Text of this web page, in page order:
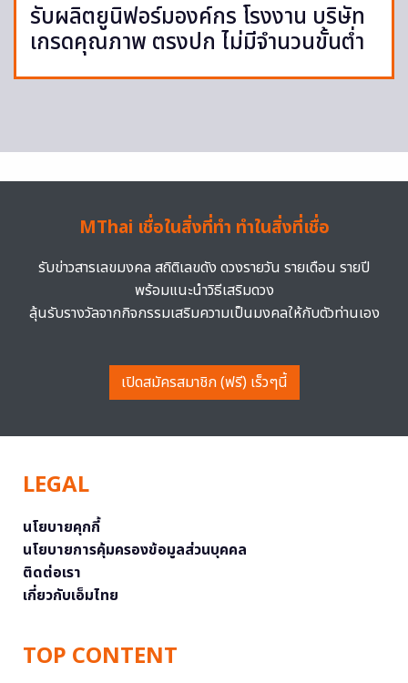
รับผลิตยูนิฟอร์มองค์กร โรงงาน บริษัท
เกรดคุณภาพ ตรงปก ไม่มีจำนวนขั้นต่ำ
MThai เชื่อในสิ่งที่ทำ ทำในสิ่งที่เชื่อ
รับข่าวสารเลขมงคล สถิติเลขดัง ดวงรายวัน รายเดือน รายปี
พร้อมแนะนำวิธีเสริมดวง
ลุ้นรับรางวัลจากกิจกรรมเสริมความเป็นมงคลให้กับตัวท่านเอง
เปิดสมัครสมาชิก (ฟรี) เร็วๆนี้
LEGAL
นโยบายคุกกี้
นโยบายการคุ้มครองข้อมูลส่วนบุคคล
ติดต่อเรา
เกี่ยวกับเอ็มไทย
TOP CONTENT